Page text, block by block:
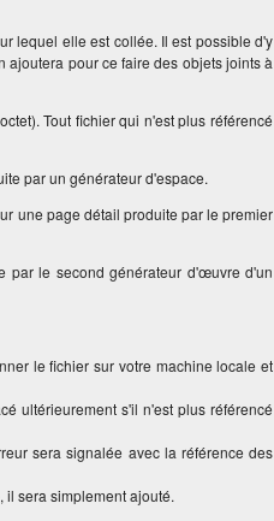
lequel elle est collée. Il est possible d'y
ajoutera pour ce faire des objets joints à
Tout fichier qui n'est plus référencé
par un générateur d'espace.
une page détail produite par le premier
par le second générateur d'œuvre d'un
le fichier sur votre machine locale et
ultérieurement s'il n'est plus référencé
sera signalée avec la référence des
il sera simplement ajouté.